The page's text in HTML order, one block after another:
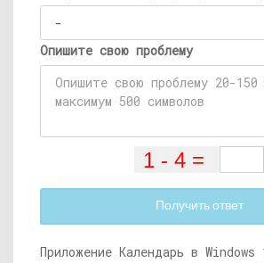
Опишите свою проблему
Получить ответ
Приложение Календарь в Windows